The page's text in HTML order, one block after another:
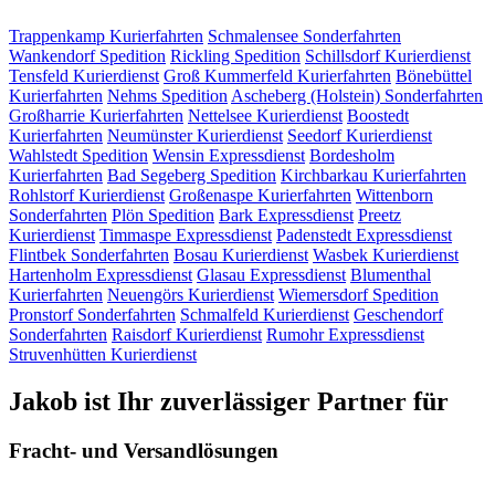
Trappenkamp Kurierfahrten Schmalensee Sonderfahrten
Wankendorf Spedition Rickling Spedition SchillsdorfKurierdienst
Tensfeld Kurierdienst Groß Kummerfeld Kurierfahrten Bönebüttel
Kurierfahrten Nehms Spedition Ascheberg (Holstein) Sonderfahrten
Großharrie Kurierfahrten Nettelsee Kurierdienst Boostedt
Kurierfahrten NeumünsterKurierdienst SeedorfKurierdienst
Wahlstedt Spedition Wensin Expressdienst Bordesholm
Kurierfahrten Bad Segeberg Spedition Kirchbarkau Kurierfahrten
RohlstorfKurierdienst Großenaspe Kurierfahrten Wittenborn
Sonderfahrten Plön Spedition Bark Expressdienst Preetz
Kurierdienst Timmaspe Expressdienst Padenstedt Expressdienst
Flintbek Sonderfahrten Bosau Kurierdienst Wasbek Kurierdienst
Hartenholm Expressdienst Glasau Expressdienst Blumenthal
Kurierfahrten Neuengörs Kurierdienst Wiemersdorf Spedition
Pronstorf Sonderfahrten Schmalfeld Kurierdienst Geschendorf
Sonderfahrten RaisdorfKurierdienst RumohrExpressdienst
Struvenhütten Kurierdienst
Jakob ist Ihr zuverlässiger Partner für
Fracht- und Versandlösungen